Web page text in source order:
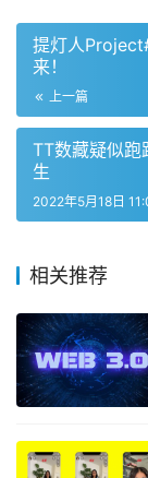
提灯人
来！
上一篇
TT数藏疑似跑
生
2022年5月18日
相关推荐